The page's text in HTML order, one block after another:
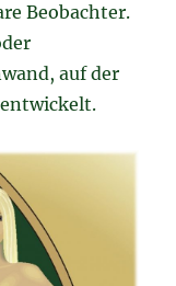
Beobachter.
auf der